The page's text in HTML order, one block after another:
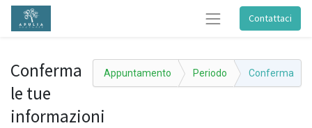
Contattaci
Appuntamento Periodo Conferma
Conferma
le tue
informazioni